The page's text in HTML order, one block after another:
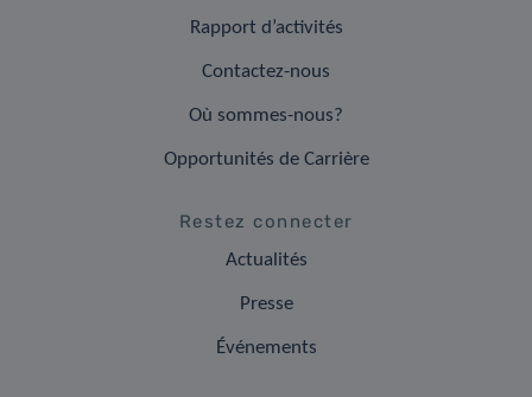
Rapport d’activités
Contactez-nous
Où sommes-nous?
Opportunités de Carrière
Restez connecter
Actualités
Presse
Événements